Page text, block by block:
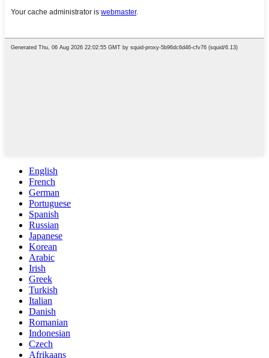
English
French
German
Portuguese
Spanish
Russian
Japanese
Korean
Arabic
Irish
Greek
Turkish
Italian
Danish
Romanian
Indonesian
Czech
Afrikaans